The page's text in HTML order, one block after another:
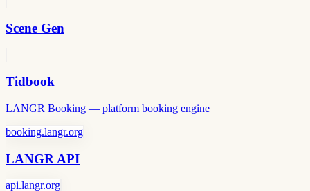
Scene Gen
Tidbook
LANGR Booking — platform booking engine
booking.langr.org
LANGR API
api.langr.org